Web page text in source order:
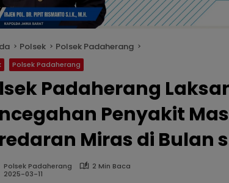
Polsek Polsek Padaherang
Polsek Padaherang
Padaherang
Penyakit
Miras di Bulan
Polsek Padaherang
2 Min Baca
2025-03-11